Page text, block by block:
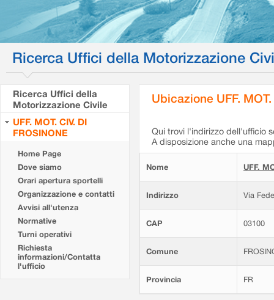
Ricerca Uffici della Motorizzazione
Ricerca Uffici della
Motorizzazione Civile
UFF. MOT. CIV. DI
FROSINONE
Home Page
Dove siamo
Orari apertura sportelli
Organizzazione e contatti
Avvisi all'utenza
Normative
Turni operativi
Richiesta
informazioni/Contatta
l'ufficio
Ubicazione UFF.
Qui trovi l'indirizzo dell'ufficio
A disposizione anche una
Nome UFF.
Indirizzo Via
CAP 03100
Comune
Provincia FR